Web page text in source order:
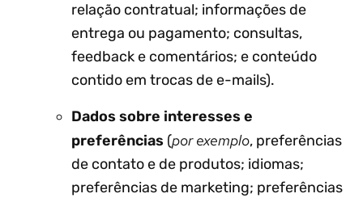
relação contratual; informações de
entrega ou pagamento; consultas,
feedback e comentários; e conteúdo
contido em trocas de e-mails).
Dados sobre interesses e
preferências (por exemplo, preferências
de contato e de produtos; idiomas;
preferências de marketing; preferências